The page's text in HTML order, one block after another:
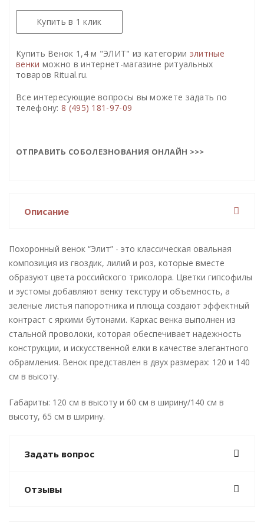
Купить в 1 клик
Купить Венок 1,4 м "ЭЛИТ" из категории элитные
венки можно в интернет-магазине ритуальных
товаров Ritual.ru.
Все интересующие вопросы вы можете задать по
телефону: 8 (495) 181-97-09
ОТПРАВИТЬ СОБОЛЕЗНОВАНИЯ ОНЛАЙН >>>
Описание
Похоронный венок “Элит” - это классическая овальная
композиция из гвоздик, лилий и роз, которые вместе
образуют цвета российского триколора. Цветки гипсофилы
и эустомы добавляют венку текстуру и объемность, а
зеленые листья папоротника и плюща создают эффектный
контраст с яркими бутонами. Каркас венка выполнен из
стальной проволоки, которая обеспечивает надежность
конструкции, и искусственной елки в качестве элегантного
обрамления. Венок представлен в двух размерах: 120 и 140
см в высоту.
Габариты: 120 см в высоту и 60 см в ширину/140 см в
высоту, 65 см в ширину.
Задать вопрос
Отзывы